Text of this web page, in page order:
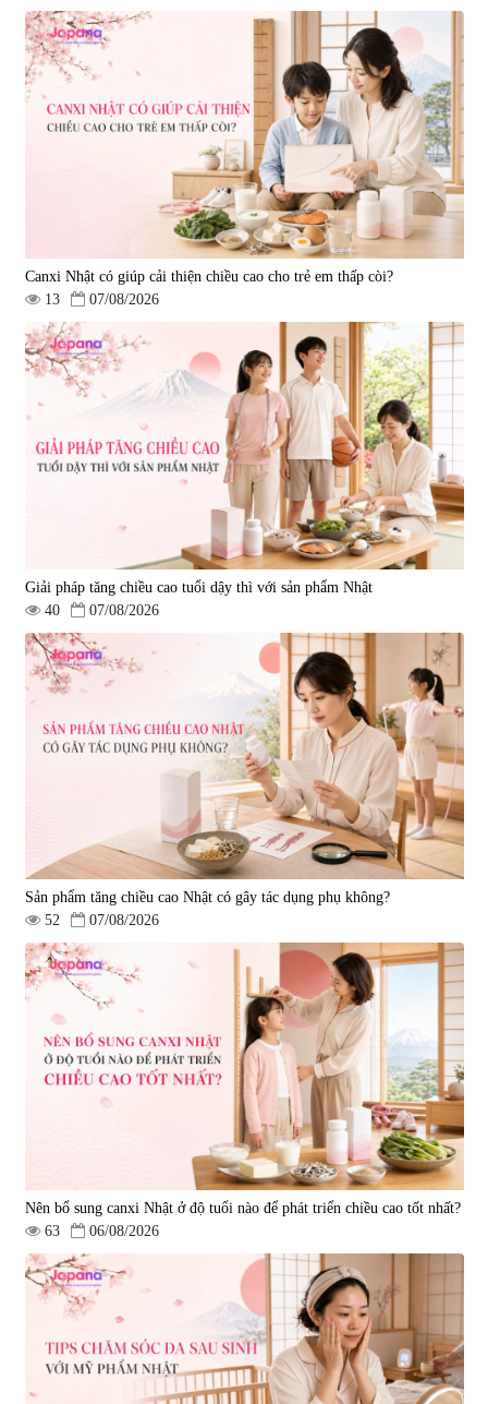
Tẩy tế bào chết Nichiei Bussan
Nano NMN+ Peeling Gel
Luxury 200g
1.490.000 đ
Viên uống hỗ trợ bền thành
mạch, ngừa tai biến Elastin Plus
& Nattokinase Hokoen 80 viên
|0
980.000 đ
Viên uống bổ gan Ribeto Shoji
Hepaclean 60 viên
543.205
690.000 đ
Viên uống hỗ trợ cải thiện thoát
vị đĩa đệm Kyoto Has 30 viên
14.560
1.600.000 đ
Viên uống hỗ trợ giấc ngủ Fujina
Sleepy Nhật Bản 80 viên
|13.760
580.000 đ
điều trị đột quỵ Biken Kinase
Gold 60 viên
|0
1.570.000 đ
Canxi Nhật có giúp cải thiện chiều cao cho trẻ em thấp còi?
13
07/08/2026
Giải pháp tăng chiều cao tuổi dậy thì với sản phẩm Nhật
40
07/08/2026
Sản phẩm tăng chiều cao Nhật có gây tác dụng phụ không?
52
07/08/2026
Nên bổ sung canxi Nhật ở độ tuổi nào để phát triển chiều cao tốt nhất?
63
06/08/2026